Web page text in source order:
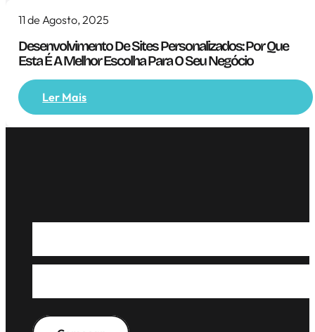
11 de Agosto, 2025
Desenvolvimento De Sites Personalizados: Por Que
Esta É A Melhor Escolha Para O Seu Negócio
Ler Mais